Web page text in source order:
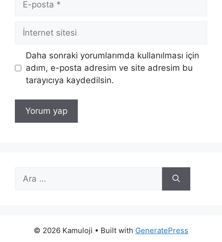
posta
İnternet
Daha sonraki yorumlarımda kullanılması için
adım, e-posta adresim ve site adresim bu
tarayıcıya kaydedilsin.
ara
© 2026 Kamuloji • Built with GeneratePress